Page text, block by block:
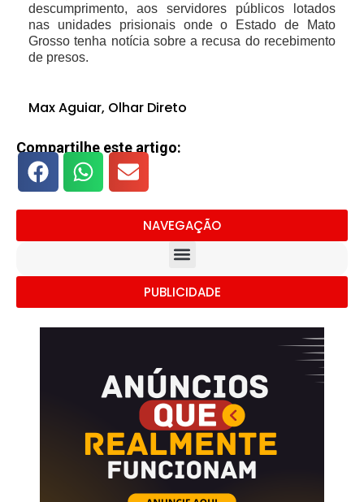
descumprimento, aos servidores públicos lotados
nas unidades prisionais onde o Estado de Mato
Grosso tenha notícia sobre a recusa do recebimento
de presos.
Max Aguiar, Olhar Direto
Compartilhe este artigo:
NAVEGAÇÃO
PUBLICIDADE